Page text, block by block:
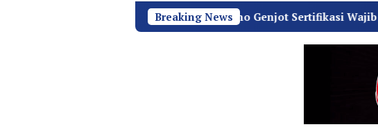
Breaking News
BGN di Bawah Sudaryono Genjot Sertifikasi Wajib SLHS, Target